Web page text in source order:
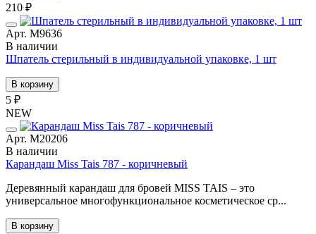
210 ₽
Арт. М9636
В наличии
Шпатель стерильный в индивидуальной упаковке, 1 шт
В корзину
5 ₽
NEW
Арт. М20206
В наличии
Карандаш Miss Tais 787 - коричневый
Деревянный карандаш для бровей MISS TAIS – это
универсальное многофункциональное косметическое ср...
В корзину